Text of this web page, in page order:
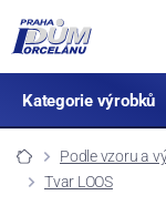
Kategorie výrobků
Podle vzoru a
Tvar LOOS